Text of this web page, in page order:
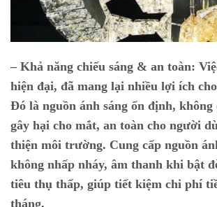
– Khả năng chiếu sáng & an toàn:
hiện đại, đã mang lại nhiều lợi ích
Đó là nguồn ánh sáng ổn định,
gây hại cho mắt, an toàn cho người
thiện môi trường. Cung cấp nguồn
không nhấp nháy, âm thanh khi bật
tiêu thụ thấp, giúp tiết kiệm chi phí
tháng.